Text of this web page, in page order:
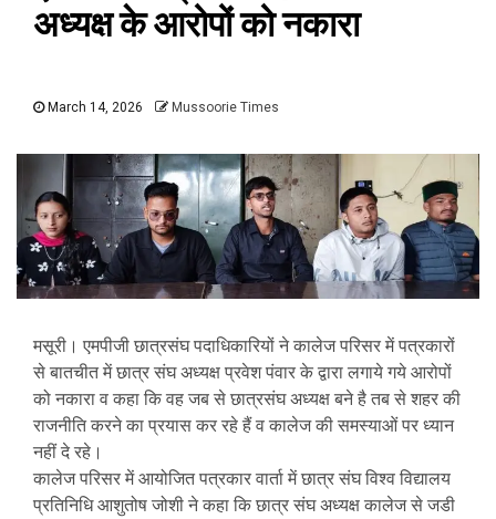
अध्यक्ष के आरोपों को नकारा
March 14, 2026 Mussoorie Times
मसूरी। एमपीजी छात्रसंघ पदाधिकारियों ने कालेज परिसर में पत्रकारों
से बातचीत में छात्र संघ अध्यक्ष प्रवेश पंवार के द्वारा लगाये गये आरोपों
को नकारा व कहा कि वह जब से छात्रसंघ अध्यक्ष बने है तब से शहर की
राजनीति करने का प्रयास कर रहे हैं व कालेज की समस्याओं पर ध्यान
नहीं दे रहे।
कालेज परिसर में आयोजित पत्रकार वार्ता में छात्र संघ विश्व विद्यालय
प्रतिनिधि आशुतोष जोशी ने कहा कि छात्र संघ अध्यक्ष कालेज से जडी